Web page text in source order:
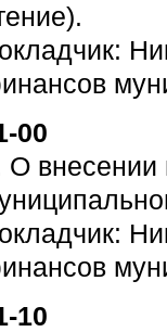
00
О
10